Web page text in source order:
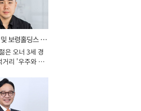
보령홀딩스 대
은 오너 3세 경
거리 '우주와 헬